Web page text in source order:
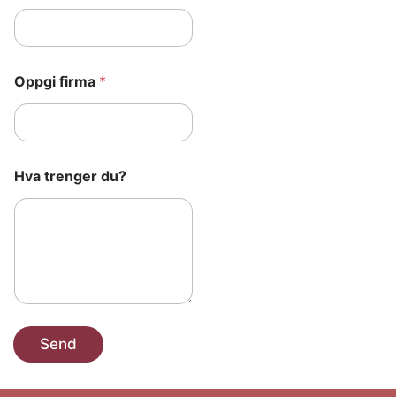
Oppgi firma *
*
d
u
Hva trenger du?
Send